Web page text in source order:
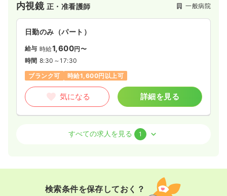
短期滞在外科手術が可能な点が強みとなります。また、土日に
も各種の検査や手術を行っており、お忙しい方でも診療を受け
られるよう配慮しています。
内視鏡 正・准看護師 一般病院
日勤のみ（パート）
給与 時給1,600円〜
時間 8:30～17:30
ブランク可
時給1,600円以上可
気になる 詳細を見る
正・准看護師
8:30～17:30（休憩60分）
すべての求人を見る 1
検索条件を保存しておく？